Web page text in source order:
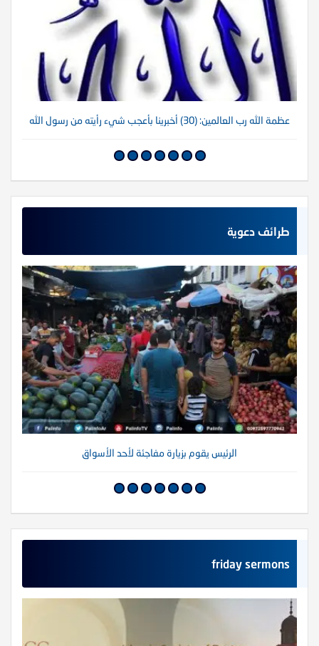
عظمة الله رب العالمين: (30) أخبرينا بأعجب شيء رأيته من رسول الله
طرائف دعوية
الرئيس يقوم بزيارة مفاجئة لأحد الأسواق
friday sermons